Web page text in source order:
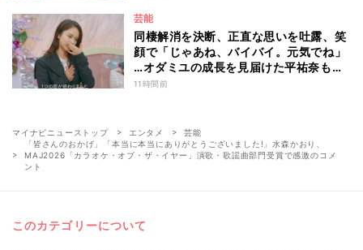
芸能
同棲解消を決断、正直な思いを吐露、笑
顔で「じゃあね、バイバイ。元気でね」
…オダミユの成長を見届けた平祐奈も思
わず涙 『ガールオアレディ3』
11時間前
マイナビニューストップ エンタメ
芸能
「皆さんのおかげ」「本当に本当にありがとうございました!」水森かおり、
MAJ2026「カラオケ・オブ・ザ・イヤー」演歌・歌謡曲部門受賞で感激のコメ
ント
このカテゴリーについて